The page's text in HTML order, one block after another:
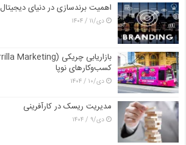
اهمیت برندسازی در دنیای دیجیتال
دی/۱۱ / ۱۴۰۴
کسب‌وکارهای نوپا
دی/۱۰ / ۱۴۰۴
مدیریت ریسک در کارآفرینی
دی/۹ / ۱۴۰۴